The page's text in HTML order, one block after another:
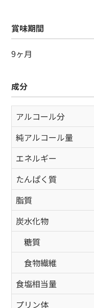
賞味期間
9ヶ月
成分
アルコール分
純アルコール量
エネルギー
たんぱく質
脂質
炭水化物
糖質
食物繊維
食塩相当量
プリン体